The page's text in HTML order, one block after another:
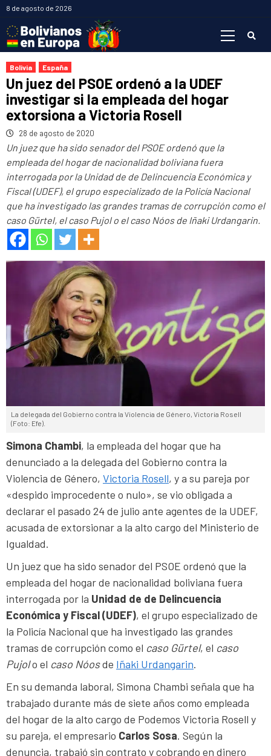
Saltar
contenido
8 de agosto de 2026
Bolivia España
Un juez del PSOE ordenó a la UDEF
investigar si la empleada del hogar
extorsiona a Victoria Rosell
28 de agosto de 2020
Un juez que ha sido senador del PSOE ordenó que la
empleada del hogar de nacionalidad boliviana fuera
interrogada por la Unidad de de Delincuencia Económica y
Fiscal (UDEF), el grupo especializado de la Policía Nacional
que ha investigado las grandes tramas de corrupción como el
caso Gürtel, el caso Pujol o el caso Nóos de Iñaki Urdangarin.
La delegada del Gobierno contra la Violencia de Género, Victoria Rosell
(Foto: Efe).
Simona Chambi, la empleada del hogar que ha
denunciado a la delegada del Gobierno contra la
Violencia de Género, Victoria Rosell, y a su pareja por
«despido improcedente o nulo», se vio obligada a
declarar el pasado 24 de julio ante agentes de la UDEF,
acusada de extorsionar a la alto cargo del Ministerio de
Igualdad.
Un juez que ha sido senador del PSOE ordenó que la
empleada del hogar de nacionalidad boliviana fuera
interrogada por la Unidad de de Delincuencia
Económica y Fiscal (UDEF), el grupo especializado de
la Policía Nacional que ha investigado las grandes
tramas de corrupción como el caso Gürtel, el caso
Pujolo el caso Nóosde Iñaki Urdangarin.
En su demanda laboral, Simona Chambi señala que ha
trabajado durante más de siete años como empleada
del hogar de la alto cargo de Podemos Victoria Rosell y
su pareja, el empresario Carlos Sosa. Según la
denuncia, trabajó sin contrato y cobrando en dinero